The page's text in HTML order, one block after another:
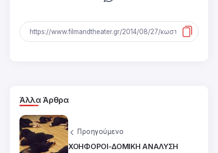
Άλλα Άρθρα
Προηγούμενο
ΧΟΗΦΟΡΟΙ-ΔΟΜΙΚΗ ΑΝΑΛΥΣΗ